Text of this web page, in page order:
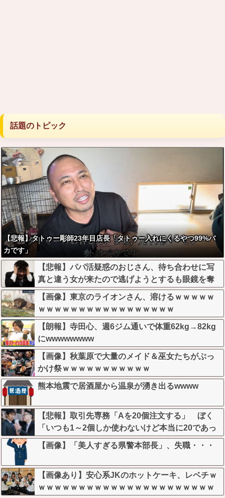
話題のトピック
【悲報】タトゥー彫師23年目店長「タトゥー入れにくるやつ99%バ
カです」
【悲報】パパ活疑惑のおじさん、待ち合わせに写
真と違う女が来たので逃げようとするも眼鏡を奪
われ可哀想なことになっているところを激写され
てしまう…
【画像】東京のライオンさん、溶けるｗｗｗｗｗ
ｗｗｗｗｗｗｗｗｗｗｗｗｗｗｗｗｗ
【朗報】寺田心、週6ジム通いで体重62kg→82kg
にwwwwwwww
【画像】秋葉原で大量のメイド＆巫女たちがぶっ
かけ祭ｗｗｗｗｗｗｗｗｗｗｗ
熊本地震で居酒屋から温泉が湧き出るwwww
【悲報】取引先専務「Aを20個注文する」 ぼく
「いつも1～2個しか使わないけど本当に20であっ
てる？」 取専「あってる」→結果『こう』なっ
たんだがコレワイが悪いんか？？？？？？？？
【画像】「美人すぎる県警本部長」、失職・・・
【画像あり】安心系JKのホットケーキ、レベチｗ
ｗｗｗｗｗｗｗｗｗｗｗｗｗｗｗｗｗｗｗｗｗｗ